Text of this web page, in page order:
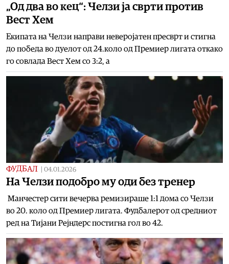
„Oд два во кец“: Челзи ја сврти против
Вест Хем
Екипата на Челзи направи неверојатен пресврт и стигна
до победа во дуелот од 24.коло од Премиер лигата откако
го совлада Вест Хем со 3:2, а
ФУДБАЛ 04.01.2026
На Челзи подобро му оди без тренер
Манчестер сити вечерва ремизираше 1:1 дома со Челзи
во 20. коло од Премиер лигата. Фудбалерот од средниот
ред на Тијани Рејндерс постигна гол во 42.